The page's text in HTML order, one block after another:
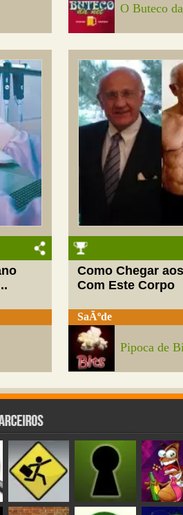
O Buteco
Como Chegar
Com Este Corpo
SaÃºde
Pipoca de